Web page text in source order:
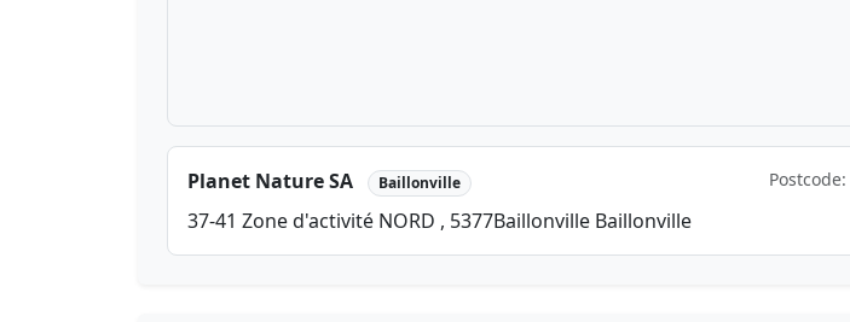
Planet Nature SA Baillonville
37-41 Zone d'activité NORD , 5377Baillonville Baillonville
Postcode: